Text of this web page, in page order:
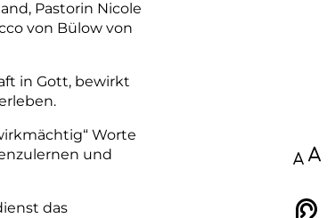
Pastorin Nicole
von Bülow von
in Gott, bewirkt
Worte
und
das